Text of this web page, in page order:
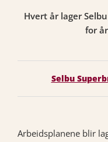
Hvert år lager
for
Selbu
Arbeidsplanene blir